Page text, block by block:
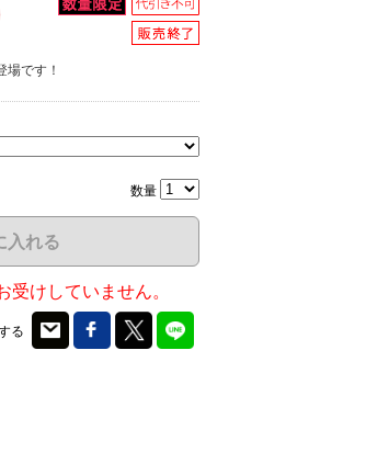
場です！
数量
入れる
受けしていません。
る